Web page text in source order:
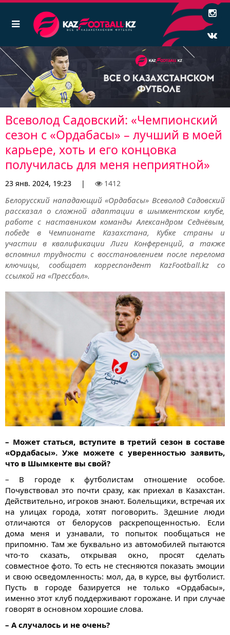
Всеволод Садовский: «Чемпионский
сезон с «Ордабасы» – лучший в моей
карьере, хоть и его концовка
получилась для меня неприятной»
23 янв. 2024, 19:23 | 1412
Белорусский нападающий «Ордабасы» Всеволод Садовский
рассказал о сложной адаптации в шымкентском клубе,
работе с наставником команды Александром Седнёвым,
победе в Чемпионате Казахстана, Кубке страны и
участии в квалификации Лиги Конференций, а также
вспомнил трудности с восстановлением после перелома
ключицы, сообщает корреспондент KazFootball.kz со
ссылкой на «Прессбол».
– Может статься, вступите в третий сезон в составе
«Ордабасы». Уже можете с уверенностью заявить,
что в Шымкенте вы свой?
– В городе к футболистам отношение особое.
Почувствовал это почти сразу, как приехал в Казахстан.
Действительно, игроков знают. Болельщики, встречая их
на улицах города, хотят поговорить. Здешние люди
отличаются от белорусов раскрепощенностью. Если
дома меня и узнавали, то попыток пообщаться не
припомню. Там же буквально из автомобилей пытаются
что-то сказать, открывая окно, просят сделать
совместное фото. То есть не стесняются показать эмоции
и свою осведомленность: мол, да, в курсе, вы футболист.
Пусть в городе базируется не только «Ордабасы»,
именно этот клуб поддерживают горожане. И при случае
говорят в основном хорошие слова.
– А случалось и не очень?